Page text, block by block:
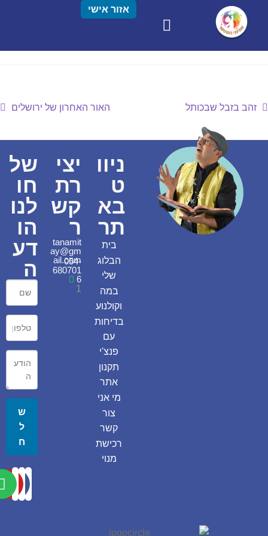
אזור אישי
זהב בזבל שבכותל האור האחרון של ירושלים
ניוו
ט
בא
תר
בית
הבלוג
שלי
במה
וקולנוע
בדיחות
עם
פנצ'י
תקנון
אתר
מי אני
צור
קשר
רכישת
מנוי
יצי
רת
קש
ר
tanamit
ay@gm
ail.com
054-
680701
6
1
של
חו
לנו
הו
דע
ה
ש
ל
ח